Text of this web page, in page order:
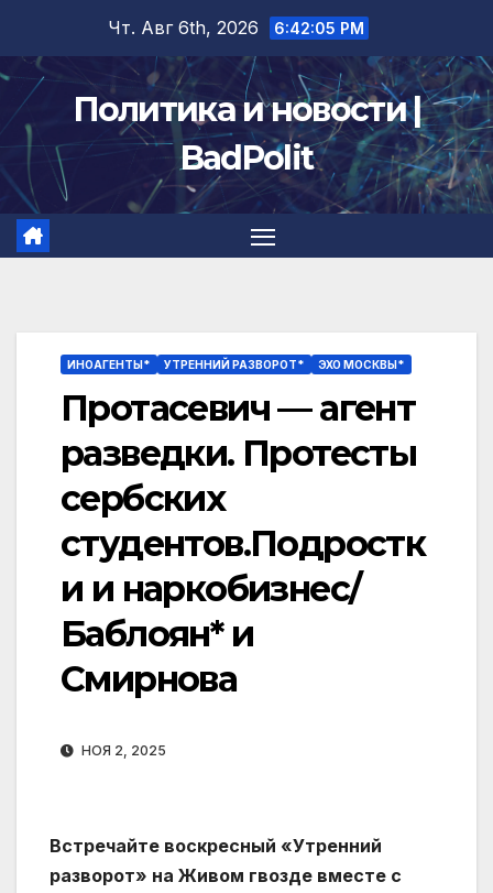
содержимому
Чт. Авг 6th, 2026 6:42:06 PM
Политика и новости |
BadPolit
ИНОАГЕНТЫ* УТРЕННИЙ РАЗВОРОТ* ЭХО МОСКВЫ*
Протасевич — агент
разведки. Протесты
сербских
студентов.Подростк
и и наркобизнес/
Баблоян* и
Смирнова
НОЯ 2, 2025
Встречайте воскресный «Утренний
разворот» на Живом гвозде вместе с